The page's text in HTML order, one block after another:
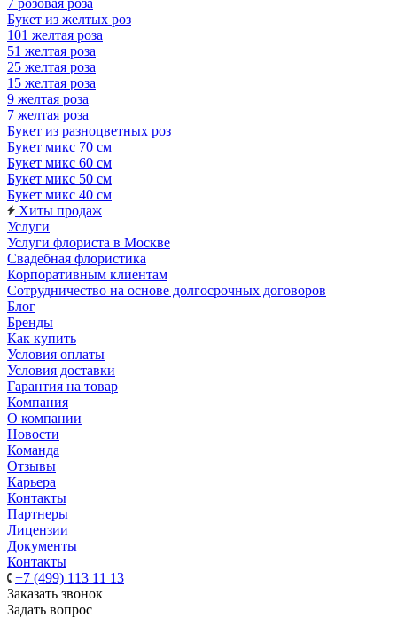
7 розовая роза
Букет из желтых роз
101 желтая роза
51 желтая роза
25 желтая роза
15 желтая роза
9 желтая роза
7 желтая роза
Букет из разноцветных роз
Букет микс 70 см
Букет микс 60 см
Букет микс 50 см
Букет микс 40 см
Хиты продаж
Услуги
Услуги флориста в Москве
Свадебная флористика
Корпоративным клиентам
Сотрудничество на основе долгосрочных договоров
Блог
Бренды
Как купить
Условия оплаты
Условия доставки
Гарантия на товар
Компания
О компании
Новости
Команда
Отзывы
Карьера
Контакты
Партнеры
Лицензии
Документы
Контакты
+7 (499) 113 11 13
Заказать звонок
Задать вопрос